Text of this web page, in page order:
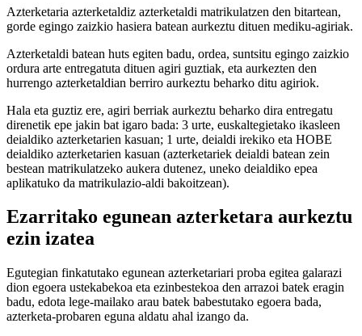
Azterketaria azterketaldiz azterketaldi matrikulatzen den bitartean,
gorde egingo zaizkio hasiera batean aurkeztu dituen mediku-agiriak.
Azterketaldi batean huts egiten badu, ordea, suntsitu egingo zaizkio
ordura arte entregatuta dituen agiri guztiak, eta aurkezten den
hurrengo azterketaldian berriro aurkeztu beharko ditu agiriok.
Hala eta guztiz ere, agiri berriak aurkeztu beharko dira entregatu
direnetik epe jakin bat igaro bada: 3 urte, euskaltegietako ikasleen
deialdiko azterketarien kasuan; 1 urte, deialdi irekiko eta HOBE
deialdiko azterketarien kasuan (azterketariek deialdi batean zein
bestean matrikulatzeko aukera dutenez, uneko deialdiko epea
aplikatuko da matrikulazio-aldi bakoitzean).
Ezarritako egunean azterketara aurkeztu
ezin izatea
Egutegian finkatutako egunean azterketariari proba egitea galarazi
dion egoera ustekabekoa eta ezinbestekoa den arrazoi batek eragin
badu, edota lege-mailako arau batek babestutako egoera bada,
azterketa-probaren eguna aldatu ahal izango da.